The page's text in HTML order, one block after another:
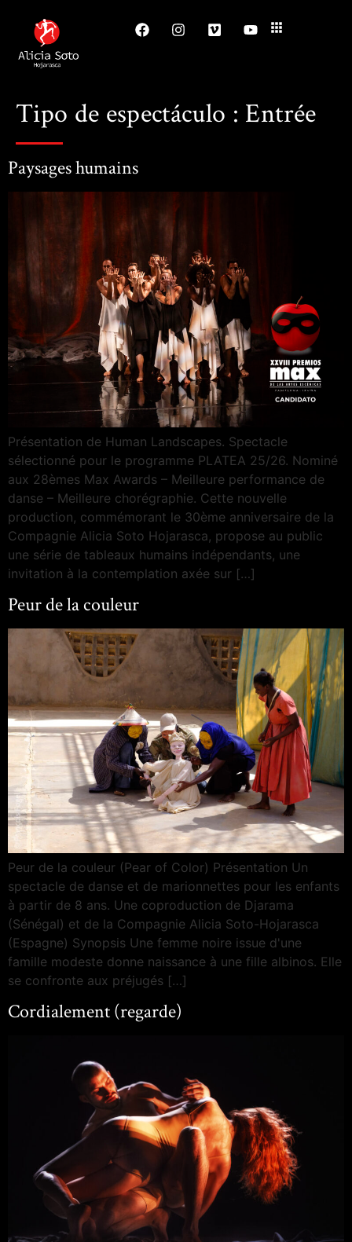
Tipo de espectáculo : Entrée
Paysages humains
Présentation de Human Landscapes. Spectacle
sélectionné pour le programme PLATEA 25/26. Nominé
aux 28èmes Max Awards – Meilleure performance de
danse – Meilleure chorégraphie. Cette nouvelle
production, commémorant le 30ème anniversaire de la
Compagnie Alicia Soto Hojarasca, propose au public
une série de tableaux humains indépendants, une
invitation à la contemplation axée sur […]
Peur de la couleur
Peur de la couleur (Pear of Color) Présentation Un
spectacle de danse et de marionnettes pour les enfants
à partir de 8 ans. Une coproduction de Djarama
(Sénégal) et de la Compagnie Alicia Soto-Hojarasca
(Espagne) Synopsis Une femme noire issue d'une
famille modeste donne naissance à une fille albinos. Elle
se confronte aux préjugés […]
Cordialement (regarde)